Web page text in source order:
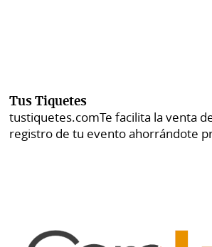
Tus Tiquetes
tustiquetes.comTe facilita la venta
registro de tu evento ahorrándote